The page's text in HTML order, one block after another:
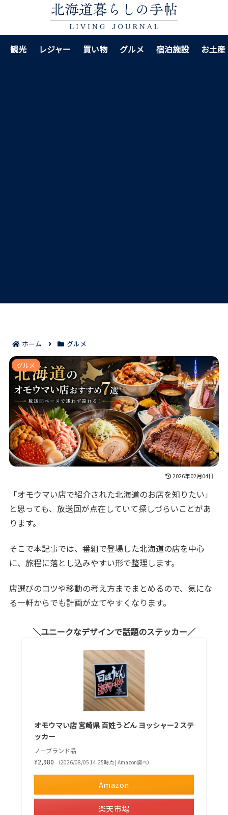
観光 レジャー 買い物 グルメ 宿泊施設 お土産
ホーム グルメ
北海道のオモウマい店おすすめ7選｜放送回ベースで迷
わず巡れる！
グルメ
2026年02月04日
「オモウマい店で紹介された北海道のお店を知りたい」
と思っても、放送回が点在していて探しづらいことがあ
ります。
そこで本記事では、番組で登場した北海道の店を中心
に、旅程に落とし込みやすい形で整理します。
店選びのコツや移動の考え方までまとめるので、気にな
る一軒からでも計画が立てやすくなります。
ユニークなデザインで話題のステッカー
オモウマい店 宮崎県 百姓うどん ヨッシャー2 ステ
ッカー
ノーブランド品
¥2,980
（2026/08/05 14:25時点 | Amazon調べ）
Amazon
楽天市場